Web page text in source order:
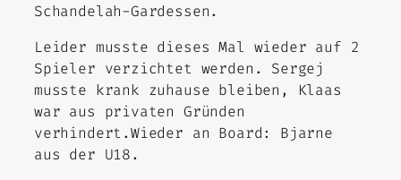
Schandelah-Gardessen.
Leider musste dieses Mal wieder auf 2
Spieler verzichtet werden. Sergej
musste krank zuhause bleiben, Klaas
war aus privaten Gründen
verhindert.Wieder an Board: Bjarne
aus der U18.